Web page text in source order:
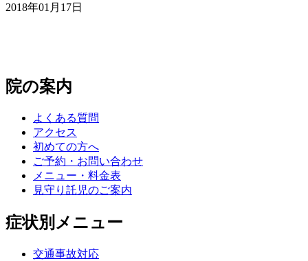
2018年01月17日
院の案内
よくある質問
アクセス
初めての方へ
ご予約・お問い合わせ
メニュー・料金表
見守り託児のご案内
症状別メニュー
交通事故対応